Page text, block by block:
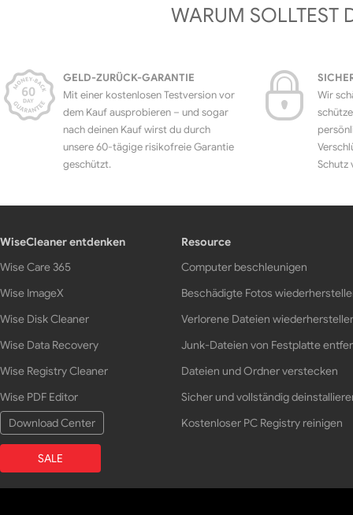
WARUM SOLLTEST
GELD-ZURÜCK-GARANTIE
Mit einer kostenlosen Testversion vor
dem Kauf ausprobieren – und sogar
nach deinen Kauf wirst du durch
unsere 60-tägige risikofreie Garantie
geschützt.
Wir
Schutz
WiseCleaner entdenken
Wise Care 365
Wise ImageX
Wise Disk Cleaner
Wise Data Recovery
Wise Registry Cleaner
Wise PDF Editor
Download Center
SALE
Resource
Computer beschleunigen
Beschädigte Fotos
Verlorene Dateien
Junk-Dateien von Festplatte
Dateien und Ordner verstecken
Sicher und vollständig
Kostenloser PC Registry reinigen